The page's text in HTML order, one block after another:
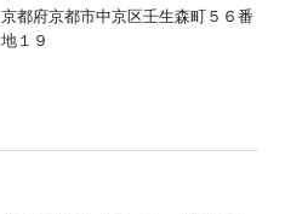
京都府京都市中京区壬生森町５６番
地１９